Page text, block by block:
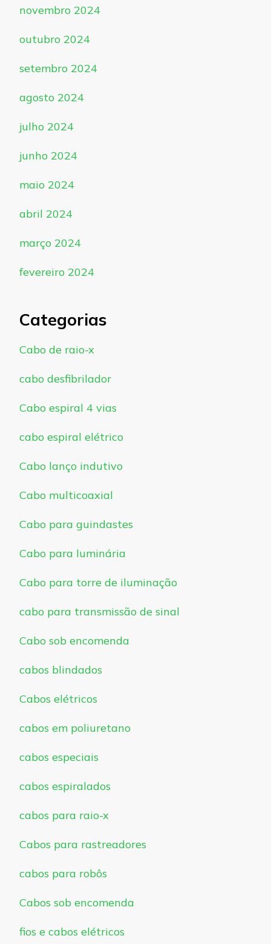
novembro 2024
outubro 2024
setembro 2024
agosto 2024
julho 2024
junho 2024
maio 2024
abril 2024
março 2024
fevereiro 2024
Categorias
Cabo de raio-x
cabo desfibrilador
Cabo espiral 4 vias
cabo espiral elétrico
Cabo lanço indutivo
Cabo multicoaxial
Cabo para guindastes
Cabo para luminária
Cabo para torre de iluminação
cabo para transmissão de sinal
Cabo sob encomenda
cabos blindados
Cabos elétricos
cabos em poliuretano
cabos especiais
cabos espiralados
cabos para raio-x
Cabos para rastreadores
cabos para robôs
Cabos sob encomenda
fios e cabos elétricos